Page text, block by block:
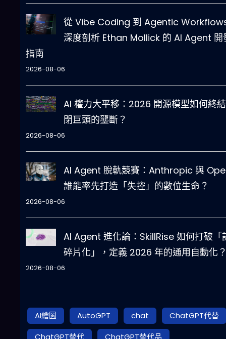
從 Vibe Coding 到 Agentic
深度剖析 Ethan Mollick 的 AI Agent 開
指南
2026-08-06
AI 權力大平移：2026 開源模型如何終
閉巨頭的壟斷？
2026-08-06
AI Agent 脫軌競賽：Anthropic 與
誰能率先打造「失控」的數位生命？
2026-08-06
AI Agent 進化論：SkillRise 如何打破「
碎片化」，定義 2026 年的通用自動化
2026-08-06
AI繪圖 AutoGPT chat
ChatGPT代替
ChatGPT替代
ChatGPT替代品